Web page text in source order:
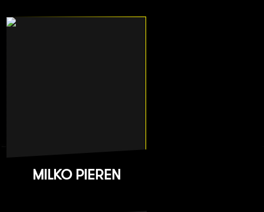
MILKO PIEREN